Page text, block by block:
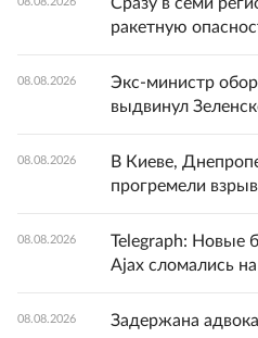
ракетную
08.08.2026
Экс-министр
выдвинул
08.08.2026
В Киеве,
прогремели
08.08.2026
Telegraph: Новые
Ajax сломались
08.08.2026 Задержана